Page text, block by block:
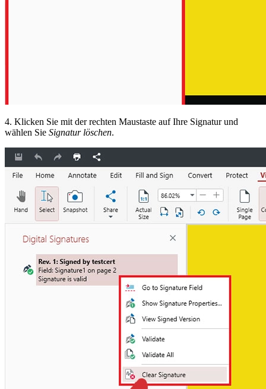
4. Klicken Sie mit der rechten Maustaste auf Ihre Signatur und
wählen Sie Signatur löschen.